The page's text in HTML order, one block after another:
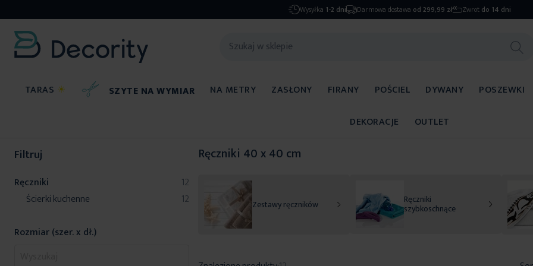
Wysyłka 1-2 dni Darmowa dostawa od 299,99 zł Zwrot do 14 dni
TARAS ☀ SZYTE NA WYMIAR NA METRY ZASŁONY FIRANY POŚCIEL DYWANY POSZEWKI
DEKORACJE
OUTLET
Ręczniki 40 x 40 cm
Zestawy ręczników Ręczniki
szybkoschnące
Filtruj
Ręczniki 12
produkty
Ścierki kuchenne
12
produkty
Rozmiar (szer. x dł.)